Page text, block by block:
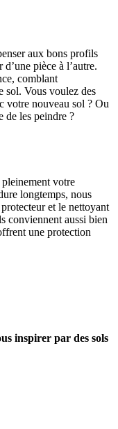
aux bons profils
pièce à l’autre.
comblant
sol. Vous voulez des
votre nouveau sol ? Ou
de les peindre ?
votre
longtemps, nous
et le nettoyant
conviennent aussi bien
une protection
inspirer par des sols